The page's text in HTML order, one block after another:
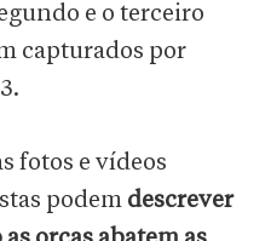
e o terceiro
capturados por
fotos e vídeos
podem descrever